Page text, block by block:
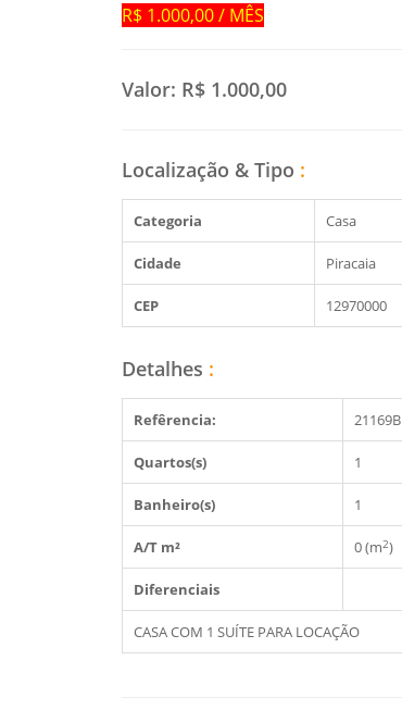
R$ 1.000,00 / MÊS
Valor: R$ 1.000,00
Localização & Tipo :
Categoria Casa
Cidade Piracaia
CEP 12970000
Detalhes :
Refêrencia: 21169B
Quartos(s) 1
Banheiro(s) 1
A/T m² 0 (m2)
Diferenciais
CASA COM 1 SUÍTE PARA LOCAÇÃO